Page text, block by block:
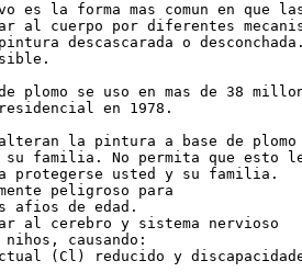
es la forma mas comun en que
al cuerpo por diferentes
descascarada o
plomo se uso en mas de 38
en 1978.
la pintura a base de
familia. No permita que esto
protegerse usted y su familia.
peligroso para
afios de edad.
al cerebro y sistema nervioso
causando:
(Cl) reducido y